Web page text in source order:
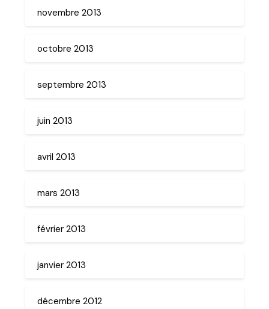
novembre 2013
octobre 2013
septembre 2013
juin 2013
avril 2013
mars 2013
février 2013
janvier 2013
décembre 2012